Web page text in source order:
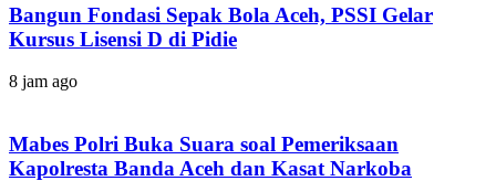
Bangun Fondasi Sepak Bola Aceh, PSSI Gelar
Kursus Lisensi D di Pidie
8 jam ago
Mabes Polri Buka Suara soal Pemeriksaan
Kapolresta Banda Aceh dan Kasat Narkoba